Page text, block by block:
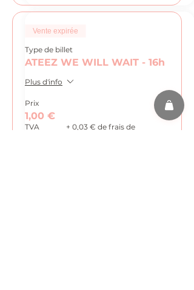
Vente expirée
Type de billet
ATEEZ WE WILL WAIT - 16h
Plus d'info
Prix
1,00 €
TVA
+ 0,03 € de frais de